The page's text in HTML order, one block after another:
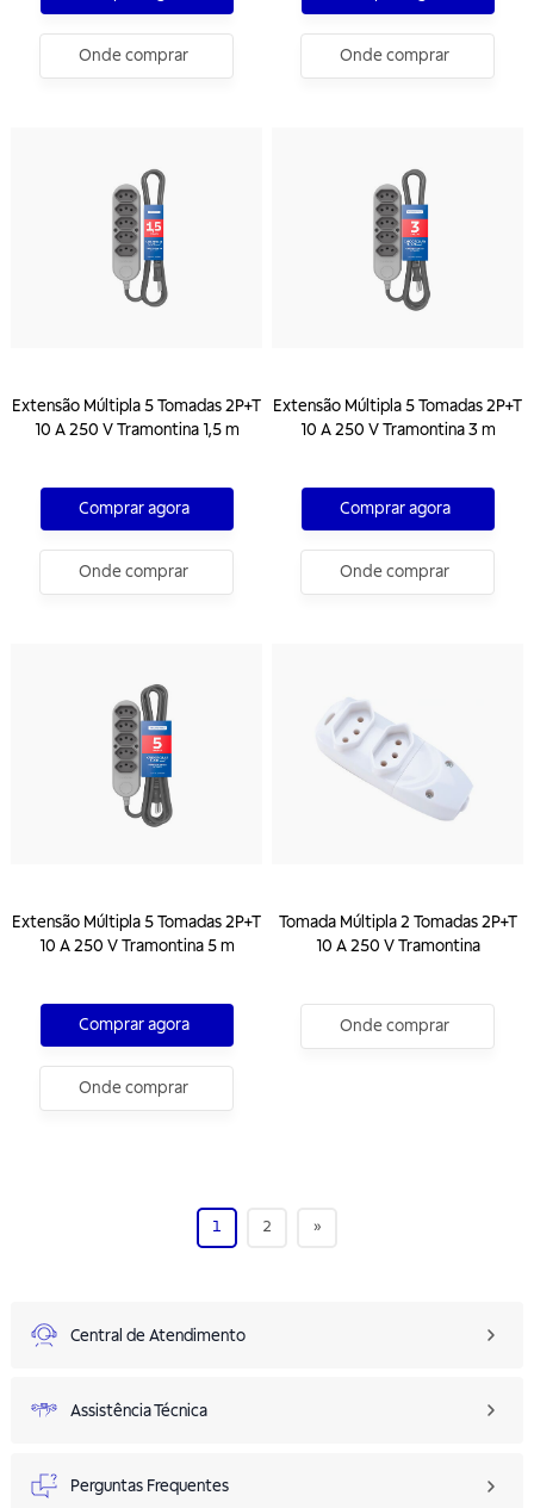
Onde comprar Onde comprar
Extensão Múltipla 5 Tomadas 2P+T
10 A 250 V Tramontina 1,5 m
Comprar agora
Onde comprar
Extensão Múltipla 5 Tomadas 2P+T
10 A 250 V Tramontina 3 m
Comprar agora
Onde comprar
Extensão Múltipla 5 Tomadas 2P+T
10 A 250 V Tramontina 5 m
Comprar agora
Onde comprar
Tomada Múltipla 2 Tomadas 2P+T
10 A 250 V Tramontina
Onde comprar
1 2 »
Central de Atendimento
Assistência Técnica
Perguntas Frequentes